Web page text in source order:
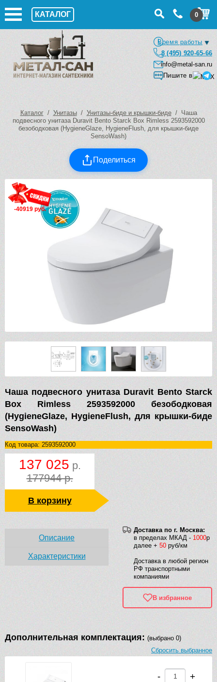
КАТАЛОГ 0
Время работы
8 (495) 920-65-66
info@metal-san.ru
Пишите в
Каталог/ Унитазы/ Унитазы-биде и крышки-биде/ Чаша
подвесного унитаза Duravit Bento Starck Box Rimless 2593592000
безободковая (HygieneGlaze, HygieneFlush, для крышки-биде
SensoWash)
Поделиться
-40919 руб.
Чаша подвесного унитаза Duravit Bento Starck
Box Rimless 2593592000 безободковая
(HygieneGlaze, HygieneFlush, для крышки-биде
SensoWash)
Код товара: 2593592000
137 025 р.
177944 р.
В корзину
Доставка по г. Москва:
в пределах МКАД - 1000р
далее + 50 руб/км
Доставка в любой регион
РФ транспортными
компаниями
В избранное
Описание
Характеристики
Дополнительная комплектация: (выбрано 0)
Сбросить выбранное
- +